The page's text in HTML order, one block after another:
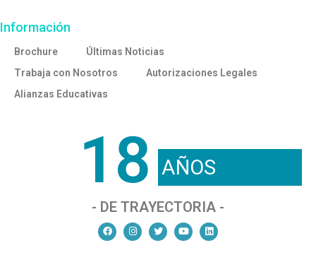
Información
Brochure
Últimas Noticias
Trabaja con Nosotros
Autorizaciones Legales
Alianzas Educativas
18 AÑOS
- DE TRAYECTORIA -